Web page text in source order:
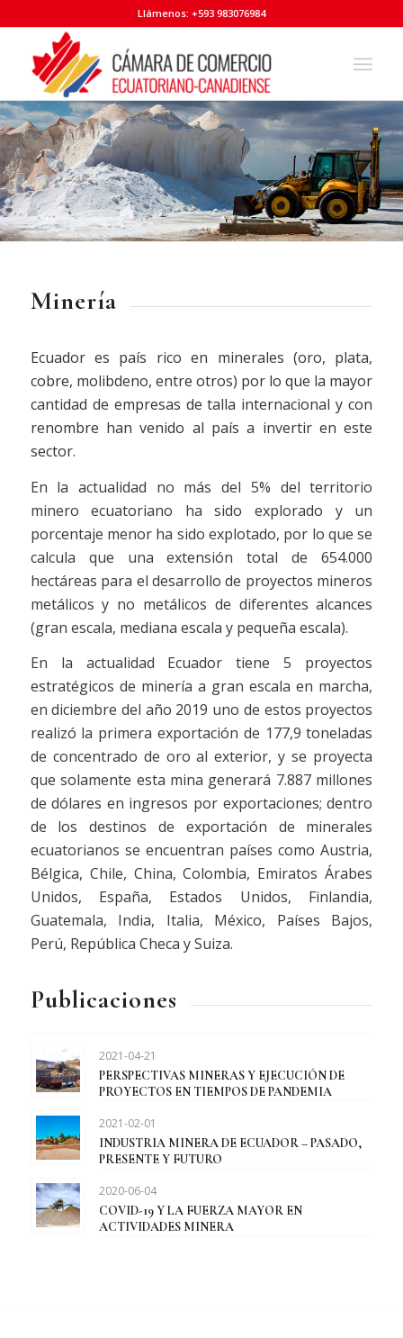
Llámenos: +593 983076984
Minería
Ecuador es país rico en minerales (oro, plata,
cobre, molibdeno, entre otros) por lo que la mayor
cantidad de empresas de talla internacional y con
renombre han venido al país a invertir en este
sector.
En la actualidad no más del 5% del territorio
minero ecuatoriano ha sido explorado y un
porcentaje menor ha sido explotado, por lo que se
calcula que una extensión total de 654.000
hectáreas para el desarrollo de proyectos mineros
metálicos y no metálicos de diferentes alcances
(gran escala, mediana escala y pequeña escala).
En la actualidad Ecuador tiene 5 proyectos
estratégicos de minería a gran escala en marcha,
en diciembre del año 2019 uno de estos proyectos
realizó la primera exportación de 177,9 toneladas
de concentrado de oro al exterior, y se proyecta
que solamente esta mina generará 7.887 millones
de dólares en ingresos por exportaciones; dentro
de los destinos de exportación de minerales
ecuatorianos se encuentran países como Austria,
Bélgica, Chile, China, Colombia, Emiratos Árabes
Unidos, España, Estados Unidos, Finlandia,
Guatemala, India, Italia, México, Países Bajos,
Perú, República Checa y Suiza.
Publicaciones
2021-04-21
PERSPECTIVAS MINERAS Y EJECUCIÓN DE
PROYECTOS EN TIEMPOS DE PANDEMIA
2021-02-01
INDUSTRIA MINERA DE ECUADOR – PASADO,
PRESENTE Y FUTURO
2020-06-04
COVID-19 Y LA FUERZA MAYOR EN
ACTIVIDADES MINERA